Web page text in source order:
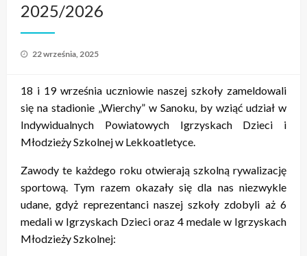
2025/2026
Opublikowane
22 września, 2025
18 i 19 września uczniowie naszej szkoły zameldowali
się na stadionie „Wierchy” w Sanoku, by wziąć udział w
Indywidualnych Powiatowych Igrzyskach Dzieci i
Młodzieży Szkolnej w Lekkoatletyce.
Zawody te każdego roku otwierają szkolną rywalizację
sportową. Tym razem okazały się dla nas niezwykle
udane, gdyż reprezentanci naszej szkoły zdobyli aż 6
medali w Igrzyskach Dzieci oraz 4 medale w Igrzyskach
Młodzieży Szkolnej: